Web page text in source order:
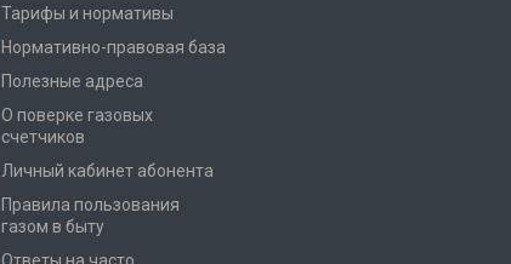
Тарифы и нормативы
Нормативно-правовая база
Полезные адреса
О поверке газовых
счетчиков
Личный кабинет абонента
Правила пользования
газом в быту